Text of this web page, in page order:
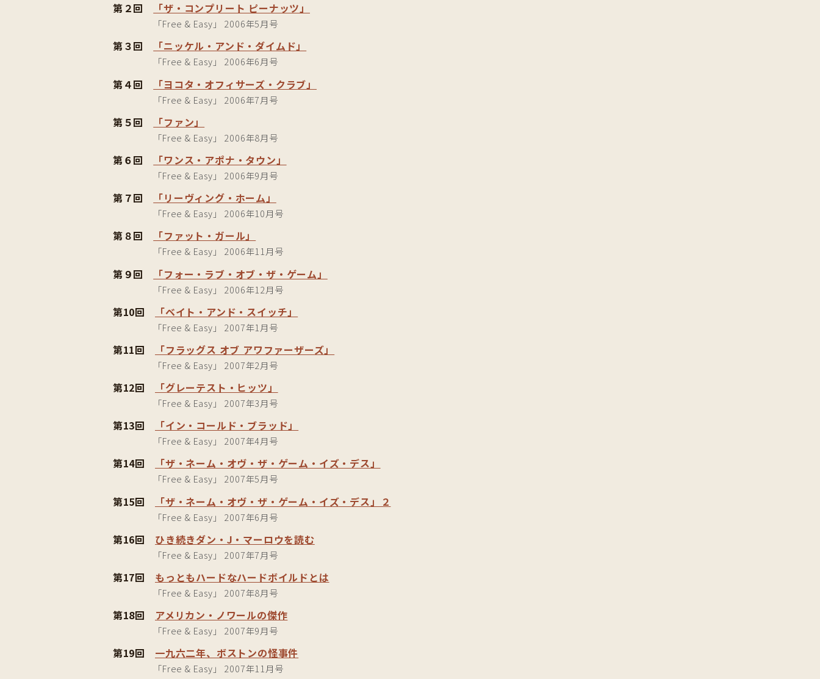
第２回 「ザ・コンプリート ピーナッツ」
「Free & Easy」 2006年5月号
第３回 「ニッケル・アンド・ダイムド」
「Free & Easy」 2006年6月号
第４回 「ヨコタ・オフィサーズ・クラブ」
「Free & Easy」 2006年7月号
第５回 「ファン」
「Free & Easy」 2006年8月号
第６回 「ワンス・アポナ・タウン」
「Free & Easy」 2006年9月号
第７回 「リーヴィング・ホーム」
「Free & Easy」 2006年10月号
第８回 「ファット・ガール」
「Free & Easy」 2006年11月号
第９回 「フォー・ラブ・オブ・ザ・ゲーム」
「Free & Easy」 2006年12月号
第10回 「ベイト・アンド・スイッチ」
「Free & Easy」 2007年1月号
第11回 「フラッグス オブ アワファーザーズ」
「Free & Easy」 2007年2月号
第12回 「グレーテスト・ヒッツ」
「Free & Easy」 2007年3月号
第13回 「イン・コールド・ブラッド」
「Free & Easy」 2007年4月号
第14回 「ザ・ネーム・オヴ・ザ・ゲーム・イズ・デス」
「Free & Easy」 2007年5月号
第15回 「ザ・ネーム・オヴ・ザ・ゲーム・イズ・デス」２
「Free & Easy」 2007年6月号
第16回 ひき続きダン・J・マーロウを読む
「Free & Easy」 2007年7月号
第17回 もっともハードなハードボイルドとは
「Free & Easy」 2007年8月号
第18回 アメリカン・ノワールの傑作
「Free & Easy」 2007年9月号
第19回 一九六二年、ボストンの怪事件
「Free & Easy」 2007年11月号